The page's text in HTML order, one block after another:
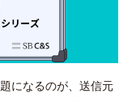
になるのが、送信元